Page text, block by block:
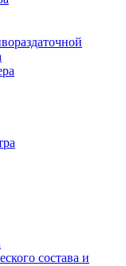
состава и